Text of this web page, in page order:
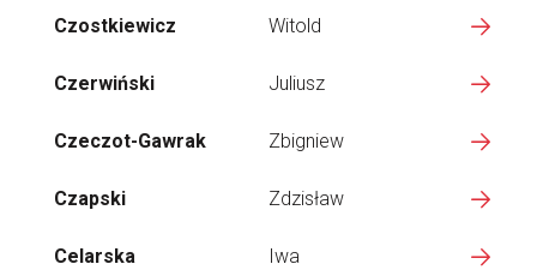
Czostkiewicz Witold
Czerwiński Juliusz
Czeczot-Gawrak Zbigniew
Czapski Zdzisław
Celarska Iwa